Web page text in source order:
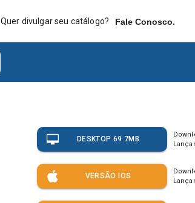
Quer divulgar seu catálogo? Fale Conosco.
DESKTOP 69.7MB
VERSÃO IOS